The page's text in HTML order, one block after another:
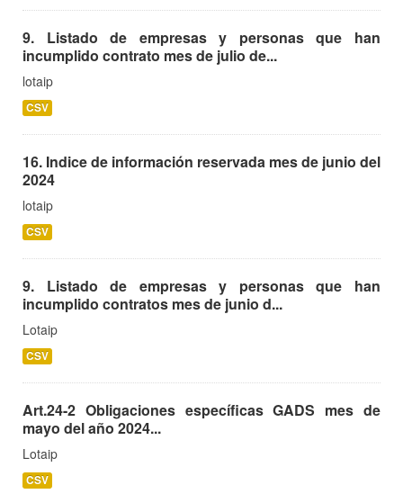
9. Listado de empresas y personas que han
incumplido contrato mes de julio de...
lotaip
CSV
16. Indice de información reservada mes de junio del
2024
lotaip
CSV
9. Listado de empresas y personas que han
incumplido contratos mes de junio d...
Lotaip
CSV
Art.24-2 Obligaciones específicas GADS mes de
mayo del año 2024...
Lotaip
CSV